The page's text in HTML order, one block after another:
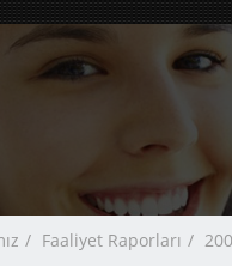
Faaliyet Raporları